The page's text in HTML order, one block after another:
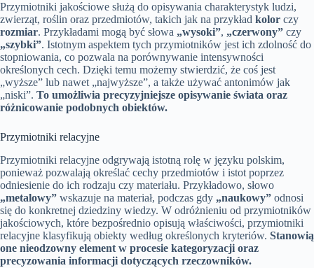
Przymiotniki jakościowe służą do opisywania charakterystyk ludzi,
zwierząt, roślin oraz przedmiotów, takich jak na przykład kolor czy
rozmiar. Przykładami mogą być słowa „wysoki”, „czerwony” czy
„szybki”. Istotnym aspektem tych przymiotników jest ich zdolność do
stopniowania, co pozwala na porównywanie intensywności
określonych cech. Dzięki temu możemy stwierdzić, że coś jest
„wyższe” lub nawet „najwyższe”, a także używać antonimów jak
„niski”. To umożliwia precyzyjniejsze opisywanie świata oraz
różnicowanie podobnych obiektów.
Przymiotniki relacyjne
Przymiotniki relacyjne odgrywają istotną rolę w języku polskim,
ponieważ pozwalają określać cechy przedmiotów i istot poprzez
odniesienie do ich rodzaju czy materiału. Przykładowo, słowo
„metalowy” wskazuje na materiał, podczas gdy „naukowy” odnosi
się do konkretnej dziedziny wiedzy. W odróżnieniu od przymiotników
jakościowych, które bezpośrednio opisują właściwości, przymiotniki
relacyjne klasyfikują obiekty według określonych kryteriów. Stanowią
one nieodzowny element w procesie kategoryzacji oraz
precyzowania informacji dotyczących rzeczowników.